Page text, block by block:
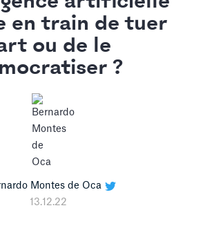
en train de tuer
ou de le
?
Montes de Oca
13.12.22